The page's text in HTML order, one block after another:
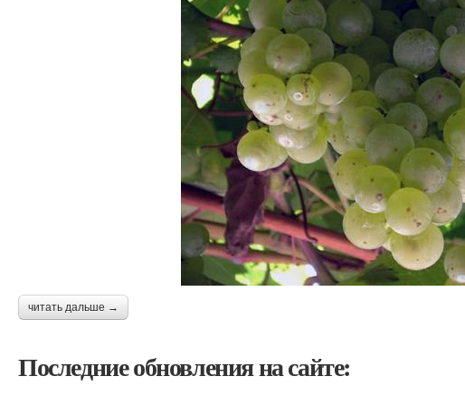
читать дальше →
Последние обновления на сайте: